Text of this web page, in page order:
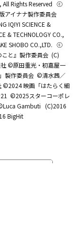
Rights Reserved ⓒ
アイナナ製作委員会
IQIYI SCIENCE &
& TECHNOLOGY CO.,
SHOBO CO.,LTD. ⓒ
と』製作委員会 (C)
©原田重光・初嘉屋一
製作委員会 ©清水茜／
©2024 映画「はたらく細
©2025スターコーポレ
Gambuti (C)2016
BigHit